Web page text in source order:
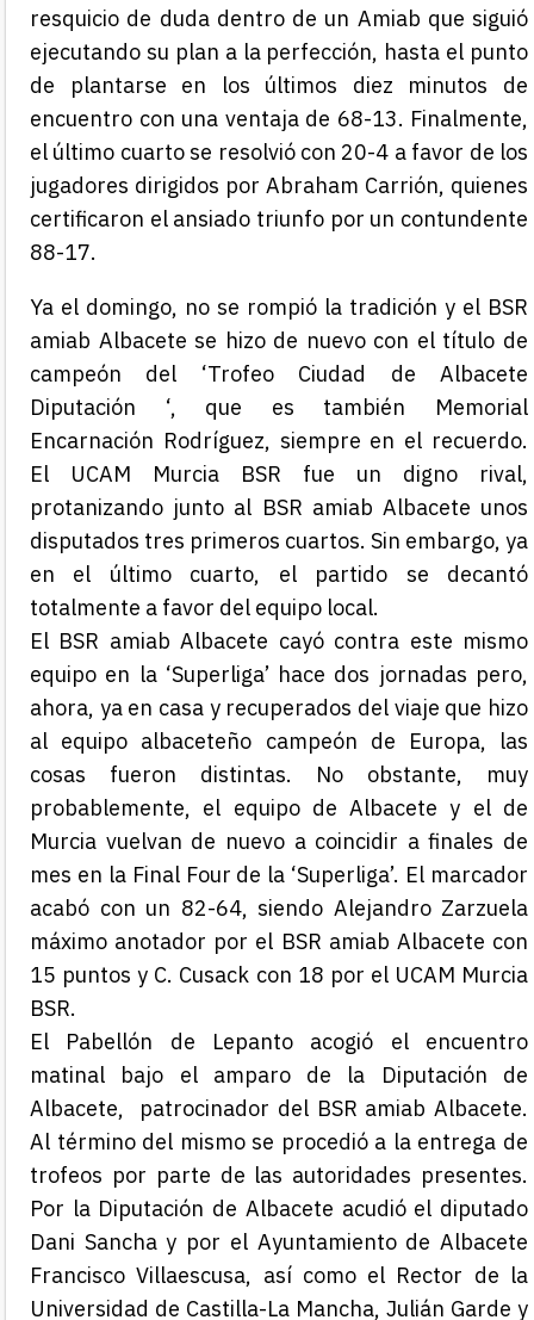
resquicio de duda dentro de un Amiab que siguió
ejecutando su plan a la perfección, hasta el punto
de plantarse en los últimos diez minutos de
encuentro con una ventaja de 68-13. Finalmente,
el último cuarto se resolvió con 20-4 a favor de los
jugadores dirigidos por Abraham Carrión, quienes
certificaron el ansiado triunfo por un contundente
88-17.
Ya el domingo, no se rompió la tradición y el BSR
amiab Albacete se hizo de nuevo con el título de
campeón del ‘Trofeo Ciudad de Albacete
Diputación ‘, que es también Memorial
Encarnación Rodríguez, siempre en el recuerdo.
El UCAM Murcia BSR fue un digno rival,
protanizando junto al BSR amiab Albacete unos
disputados tres primeros cuartos. Sin embargo, ya
en el último cuarto, el partido se decantó
totalmente a favor del equipo local.
El BSR amiab Albacete cayó contra este mismo
equipo en la ‘Superliga’ hace dos jornadas pero,
ahora, ya en casa y recuperados del viaje que hizo
al equipo albaceteño campeón de Europa, las
cosas fueron distintas. No obstante, muy
probablemente, el equipo de Albacete y el de
Murcia vuelvan de nuevo a coincidir a finales de
mes en la Final Four de la ‘Superliga’. El marcador
acabó con un 82-64, siendo Alejandro Zarzuela
máximo anotador por el BSR amiab Albacete con
15 puntos y C. Cusack con 18 por el UCAM Murcia
BSR.
El Pabellón de Lepanto acogió el encuentro
matinal bajo el amparo de la Diputación de
Albacete, patrocinador del BSR amiab Albacete.
Al término del mismo se procedió a la entrega de
trofeos por parte de las autoridades presentes.
Por la Diputación de Albacete acudió el diputado
Dani Sancha y por el Ayuntamiento de Albacete
Francisco Villaescusa, así como el Rector de la
Universidad de Castilla-La Mancha, Julián Garde y